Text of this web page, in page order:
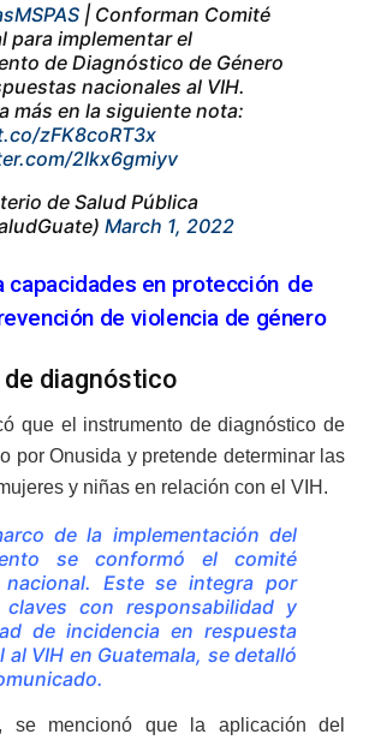
| Conforman Comité
para implementar el
de Diagnóstico de Género
nacionales al VIH.
más en la siguiente nota:
zFK8coRT3x
2lkx6gmiyv
de Salud Pública
March 1, 2022
capacidades en protección de
de violencia de género
diagnóstico
que el instrumento de diagnóstico de
por Onusida y pretende determinar las
y niñas en relación con el VIH.
de la implementación del
se conformó el comité
nacional. Este se integra por
claves con responsabilidad y
de incidencia en respuesta
al VIH en Guatemala, se detalló
se mencionó que la aplicación del